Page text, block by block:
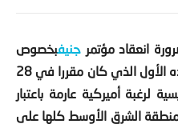
انعقاد مؤتمر جنيفبخصوص
بعد فشل انعقاده الأول الذي كان مقررا في 28
لرغبة أميركية عارمة باعتبار
منطقة الشرق الأوسط كلها على